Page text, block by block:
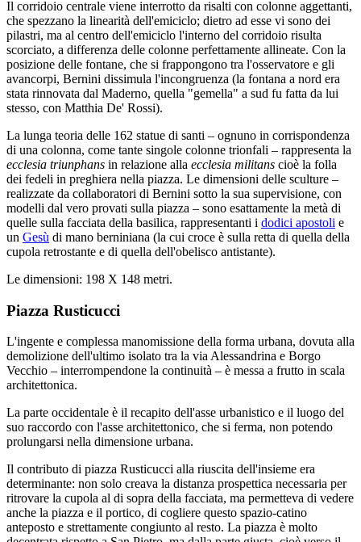
Il corridoio centrale viene interrotto da risalti con colonne aggettanti,
che spezzano la linearità dell'emiciclo; dietro ad esse vi sono dei
pilastri, ma al centro dell'emiciclo l'interno del corridoio risulta
scorciato, a differenza delle colonne perfettamente allineate. Con la
posizione delle fontane, che si frappongono tra l'osservatore e gli
avancorpi, Bernini dissimula l'incongruenza (la fontana a nord era
stata rinnovata dal Maderno, quella "gemella" a sud fu fatta da lui
stesso, con Matthia De' Rossi).
La lunga teoria delle 162 statue di santi – ognuno in corrispondenza
di una colonna, come tante singole colonne trionfali – rappresenta la
ecclesia triunphans in relazione alla ecclesia militans cioè la folla
dei fedeli in preghiera nella piazza. Le dimensioni delle sculture –
realizzate da collaboratori di Bernini sotto la sua supervisione, con
modelli dal vero provati sulla piazza – sono esattamente la metà di
quelle sulla facciata della basilica, rappresentanti i dodici apostoli e
un Gesù di mano berniniana (la cui croce è sulla retta di quella della
cupola retrostante e di quella dell'obelisco antistante).
Le dimensioni: 198 X 148 metri.
Piazza Rusticucci
L'ingente e complessa manomissione della forma urbana, dovuta alla
demolizione dell'ultimo isolato tra la via Alessandrina e Borgo
Vecchio – interrompendone la continuità – è messa a frutto in scala
architettonica.
La parte occidentale è il recapito dell'asse urbanistico e il luogo del
suo raccordo con l'asse architettonico, che si ferma, non potendo
prolungarsi nella dimensione urbana.
Il contributo di piazza Rusticucci alla riuscita dell'insieme era
determinante: non solo creava la distanza prospettica necessaria per
ritrovare la cupola al di sopra della facciata, ma permetteva di vedere
anche la piazza e il portico, di cogliere questo spazio-catino
anteposto e strettamente congiunto al resto. La piazza è molto